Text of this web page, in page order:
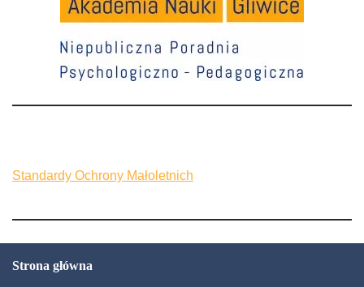
Standardy Ochrony Małoletnich
Strona główna